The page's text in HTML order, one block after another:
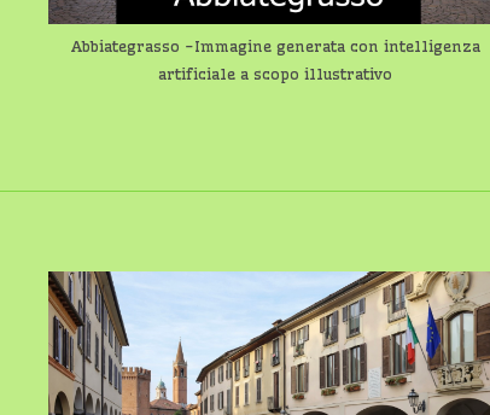
Abbiategrasso -Immagine generata con intelligenza
artificiale a scopo illustrativo